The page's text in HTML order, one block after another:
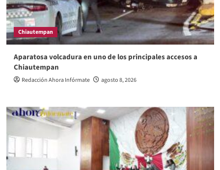
Chiautempan
Aparatosa volcadura en uno de los principales accesos a
Chiautempan
Redacción Ahora Infórmate agosto 8, 2026